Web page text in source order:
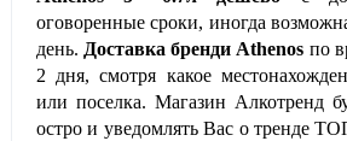
оговоренные сроки, иногда
день. Доставка бренди Athenos по
2 дня, смотря какое
или поселка. Магазин Алкотренд
остро и уведомлять Вас о тренде